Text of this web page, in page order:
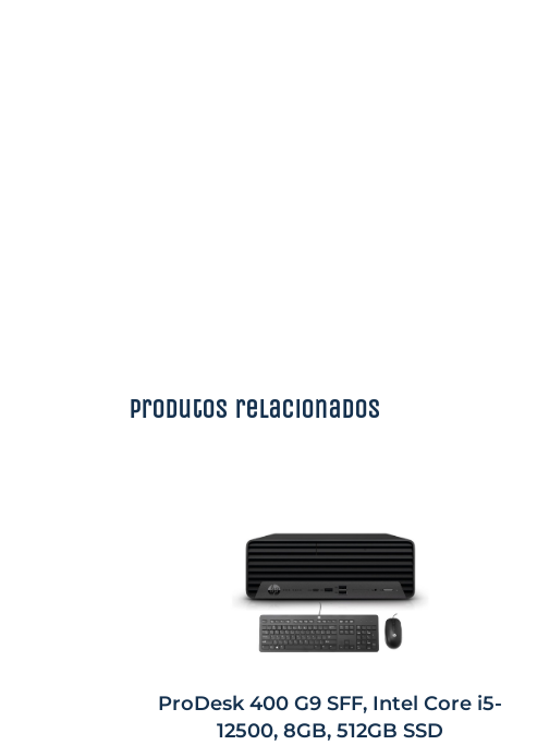
Produtos relacionados
ProDesk 400 G9 SFF, Intel Core i5-
12500, 8GB, 512GB SSD